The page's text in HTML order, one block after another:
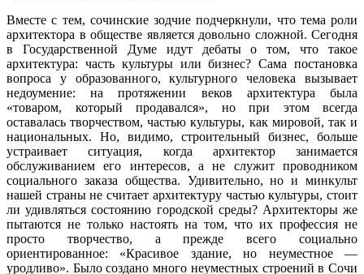
Вместе с тем, сочинские зодчие подчеркнули, что тема роли
архитектора в обществе является довольно сложной. Сегодня
в Государственной Думе идут дебаты о том, что такое
архитектура: часть культуры или бизнес? Сама постановка
вопроса у образованного, культурного человека вызывает
недоумение: на протяжении веков архитектура была
«товаром, который продавался», но при этом всегда
оставалась творчеством, частью культуры, как мировой, так и
национальных. Но, видимо, строительный бизнес, больше
устраивает ситуация, когда архитектор занимается
обслуживанием его интересов, а не служит проводником
социального заказа общества. Удивительно, но и минкульт
нашей страны не считает архитектуру частью культуры, стоит
ли удивляться состоянию городской среды? Архитекторы же
пытаются не только настоять на том, что их профессия не
просто творчество, а прежде всего социально
ориентированное: «Красивое здание, но неуместное —
уродливо». Было создано много неуместных строений в Сочи